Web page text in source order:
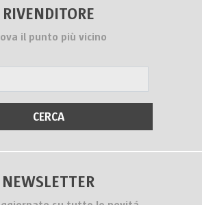
RIVENDITORE
il punto più vicino
NEWSLETTER